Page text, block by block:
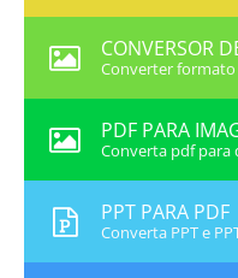
CONVERSOR
Converter formato
PDF PARA
Converta pdf para
PPT PARA PDF
Converta PPT e